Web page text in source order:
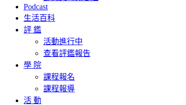
Podcast
生活百科
評 鑑
活動進行中
查看評鑑報告
學 院
課程報名
課程報導
活 動